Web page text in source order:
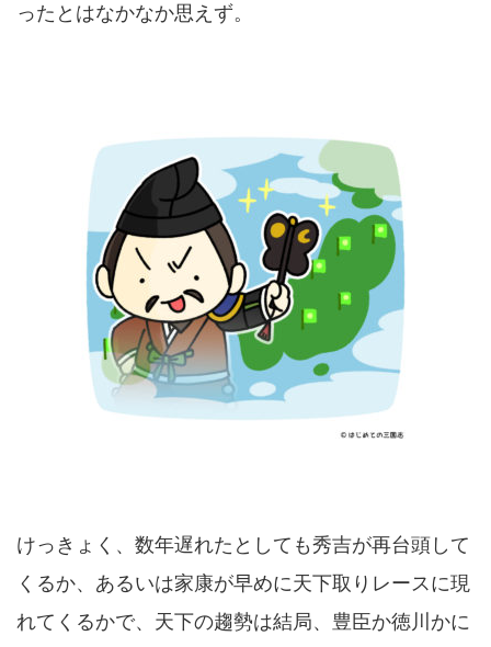
ったとはなかなか思えず。
けっきょく、数年遅れたとしても秀吉が再台頭して
くるか、あるいは家康が早めに天下取りレースに現
れてくるかで、天下の趨勢は結局、豊臣か徳川かに